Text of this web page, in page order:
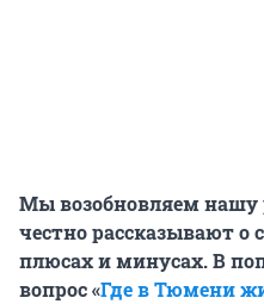
Мы возобновляем
честно рассказывают о
плюсах и минусах. В
вопрос «Где в Тюмени